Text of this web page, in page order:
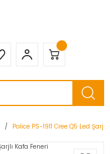
Police PS-1911 Cree Q5 Led